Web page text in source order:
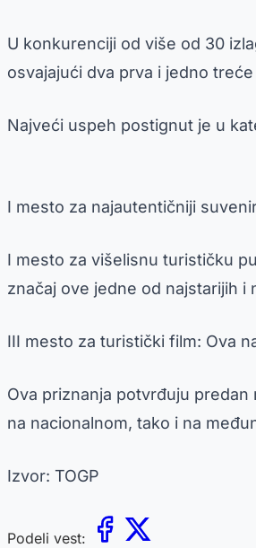
U konkurenciji od više od 30
osvajajući dva prva i jedno
Najveći uspeh postignut je u
I mesto za najautentičniji
I mesto za višelisnu turističku
značaj ove jedne od najstarijih i
III mesto za turistički film: Ova
Ova priznanja potvrđuju
na nacionalnom, tako i na
Izvor: TOGP
Podeli vest: